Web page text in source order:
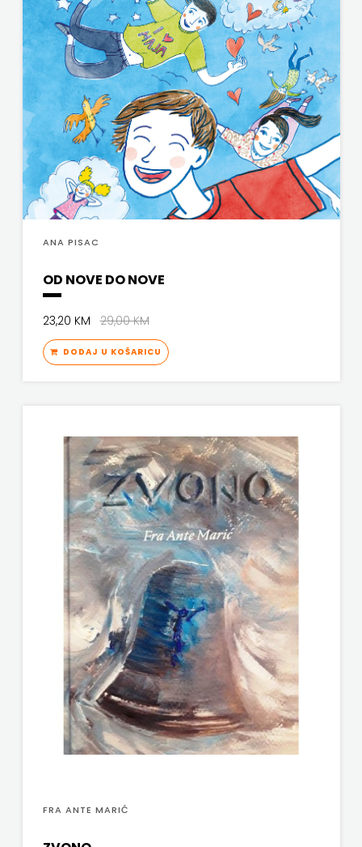
j.d.o.o.
SONJA
ŠKOBIĆ
STEP
BY
STEP
STILUS
SYNOPSIS
ŠARENI
DUĆAN
ŠKOLSKA
TERAPIJA,
ZAGREB
Company
UDRUGA
GLUTEN
ANA PISAC
OD NOVE DO NOVE
23,20 KM29,00 KM
DODAJ U KOŠARICU
FRA ANTE MARIĆ